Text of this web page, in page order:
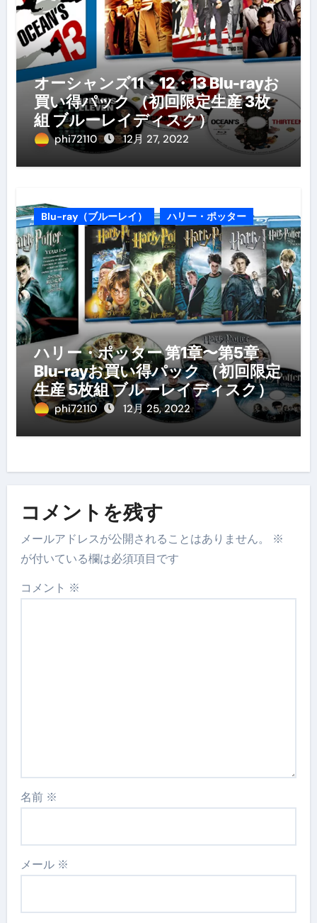
オーシャンズ11・12・13 Blu-rayお
買い得パック （初回限定生産 3枚
組 ブルーレイディスク）
phi72110 12月 27, 2022
Blu-ray（ブルーレイ） ハリー・ポッター
ハリー・ポッター 第1章〜第5章
Blu-rayお買い得パック （初回限定
生産 5枚組 ブルーレイディスク）
phi72110 12月 25, 2022
コメントを残す
メールアドレスが公開されることはありません。
※
が付いている欄は必須項目です
コメント ※
名前 ※
メール ※